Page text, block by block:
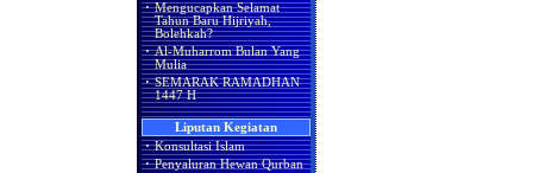
· Mengucapkan Selamat
Tahun Baru Hijriyah,
Bolehkah?
· Al-Muharrom Bulan Yang
Mulia
· SEMARAK RAMADHAN
1447 H
Liputan Kegiatan
· Konsultasi Islam
· Penyaluran Hewan Qurban